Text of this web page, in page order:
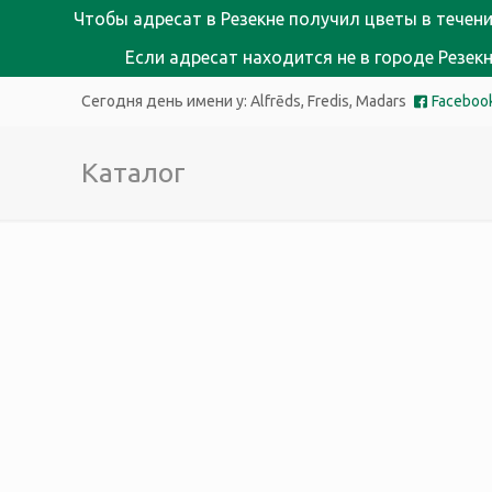
Чтобы адресат в Резекне получил цветы в
Если адресат находится не в городе
Сегодня день имени у:Alfrēds, Fredis, Madars
Каталог